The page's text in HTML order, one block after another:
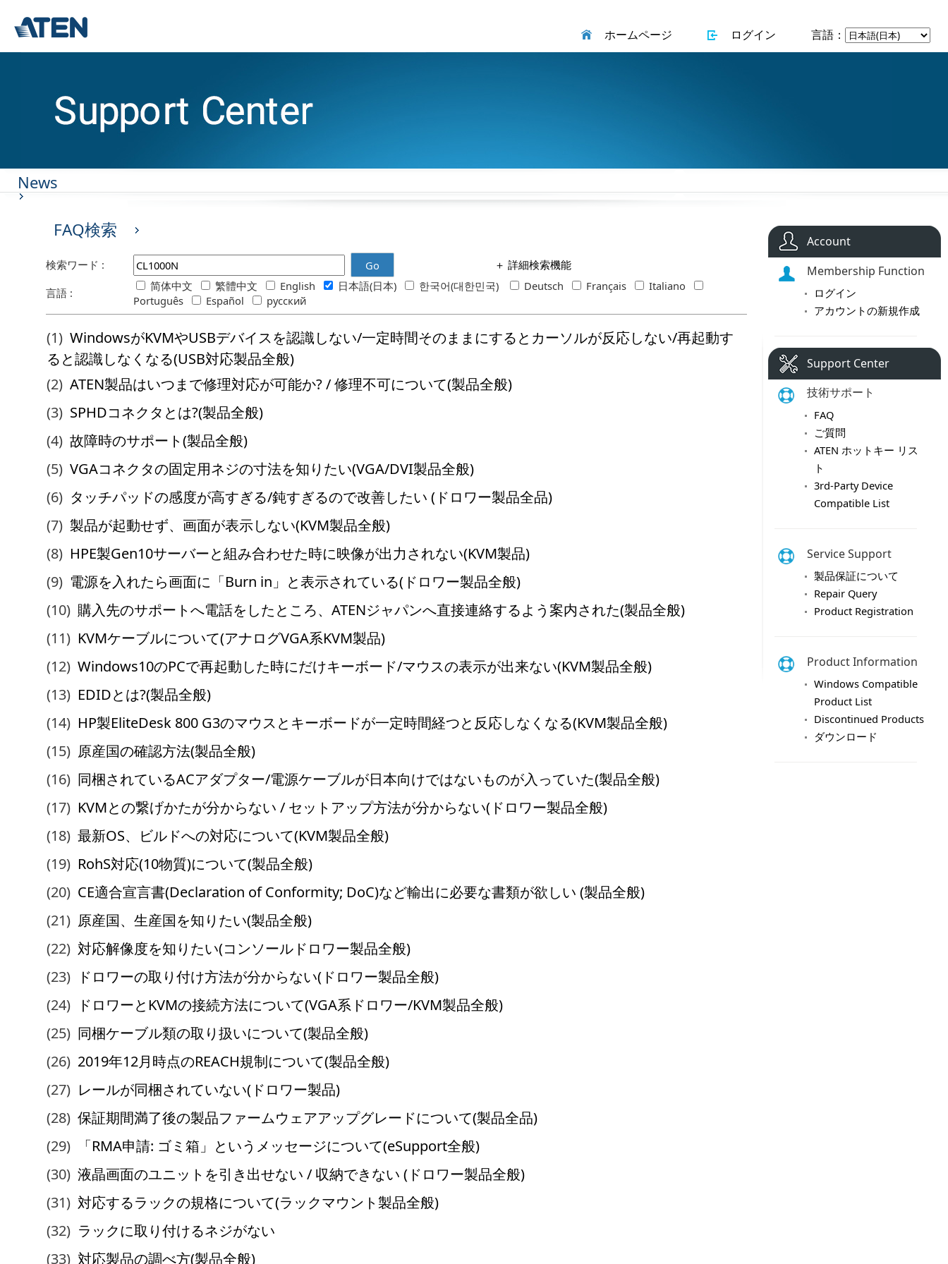
ホームページ ログイン 言語：
News
FAQ検索
検索ワード : Go ＋ 詳細検索機能
言語 :
简体中文 繁體中文 English 日本語(日本) 한국어(대한민국) Deutsch Français
Italiano
Português
Español русский
Account
Membership Function
ログイン
アカウントの新規作成
Support Center
技術サポート
FAQ
ご質問
ATEN ホットキー リス
ト
3rd-Party Device
Compatible List
Service Support
製品保証について
Repair Query
Product Registration
Product Information
Windows Compatible
Product List
Discontinued Products
ダウンロード